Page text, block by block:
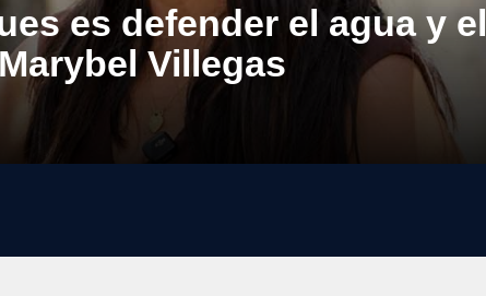
es defender el agua y el
Villegas